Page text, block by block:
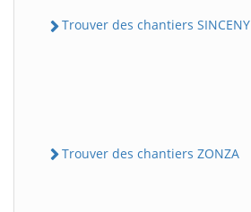
Trouver des chantiers SINCENY
Trouver des chantiers ZONZA